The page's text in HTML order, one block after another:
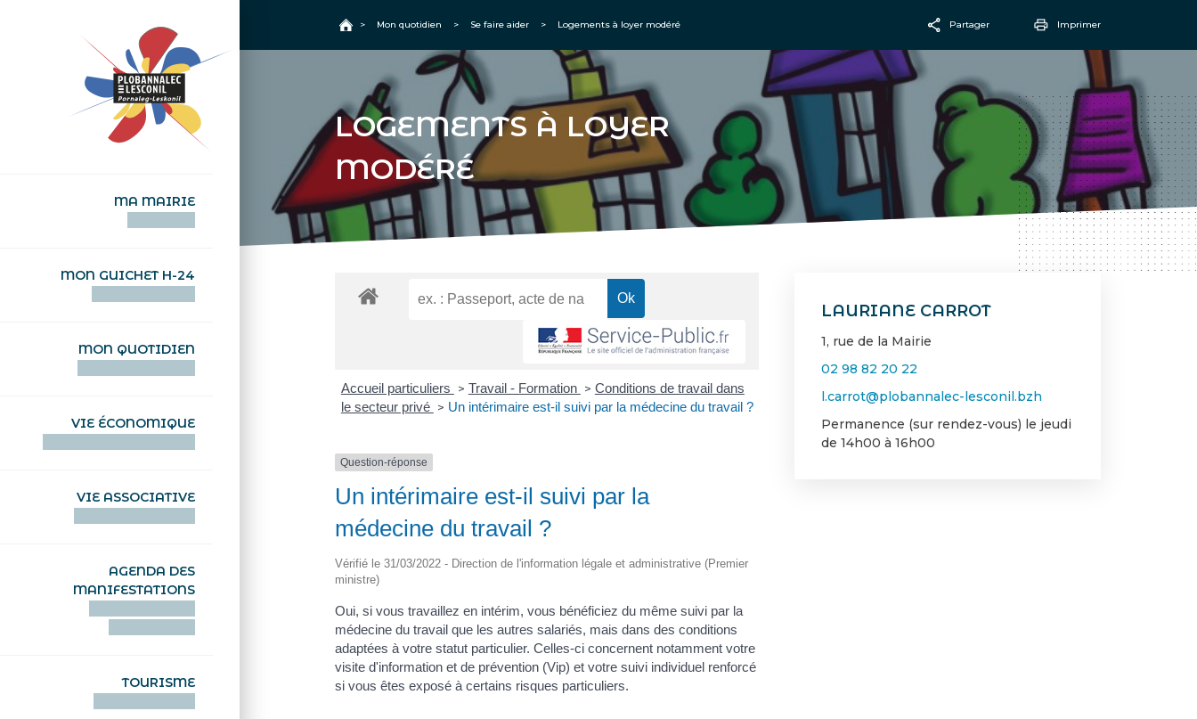
MA MAIRIE
MON GUICHET H-24
MON QUOTIDIEN
VIE ÉCONOMIQUE
VIE ASSOCIATIVE
AGENDA DES
MANIFESTATIONS
TOURISME
Accueil
> Mon quotidien > Se faire aider > Logements à loyer modéré Partager
Email
Imprimer
LOGEMENTS À LOYER
MODÉRÉ
LAURIANE CARROT
1, rue de la Mairie
02 98 82 20 22
l.carrot@plobannalec-lesconil.bzh
Permanence (sur rendez-vous) le jeudi
de 14h00 à 16h00
Accueil particuliers > Travail - Formation > Conditions de travail dans
le secteur privé > Un intérimaire est-il suivi par la médecine du travail ?
Question-réponse
Un intérimaire est-il suivi par la
médecine du travail ?
Vérifié le 31/03/2022 - Direction de l'information légale et administrative (Premier
ministre)
Oui, si vous travaillez en intérim, vous bénéficiez du même suivi par la
médecine du travail que les autres salariés, mais dans des conditions
adaptées à votre statut particulier. Celles-ci concernent notamment votre
visite d'information et de prévention (Vip) et votre suivi individuel renforcé
si vous êtes exposé à certains risques particuliers.